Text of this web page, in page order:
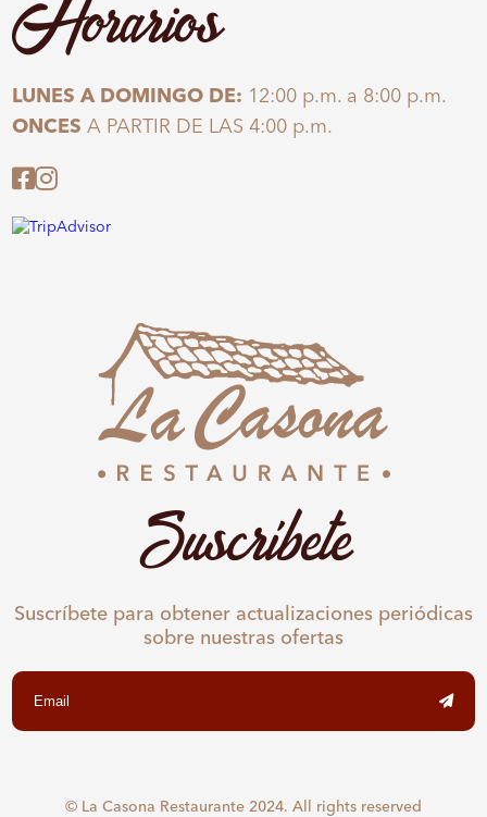
Horarios
LUNES A DOMINGO DE: 12:00 p.m. a 8:00 p.m.
ONCES A PARTIR DE LAS 4:00 p.m.
Suscríbete
Suscríbete para obtener actualizaciones periódicas
sobre nuestras ofertas
© La Casona Restaurante 2024. All rights reserved